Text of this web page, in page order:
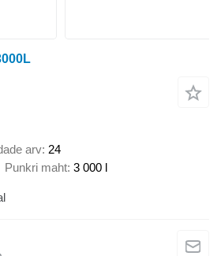
arv 24
Punkri maht 3 000 l